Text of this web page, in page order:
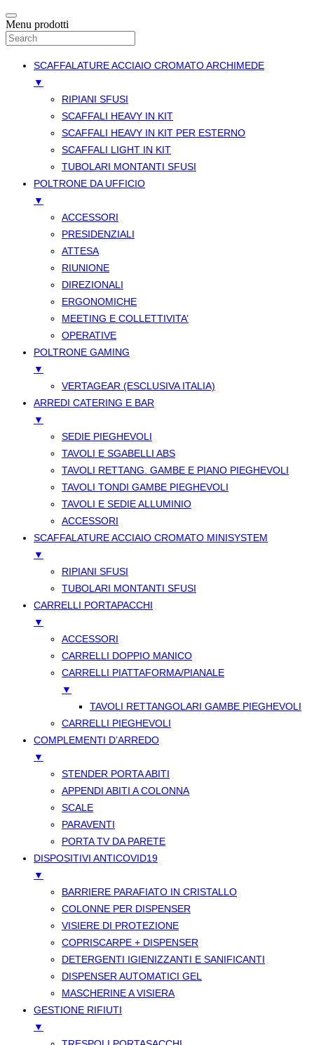
Menu prodotti
SCAFFALATURE ACCIAIO CROMATO ARCHIMEDE
▼
RIPIANI SFUSI
SCAFFALI HEAVY IN KIT
SCAFFALI HEAVY IN KIT PER ESTERNO
SCAFFALI LIGHT IN KIT
TUBOLARI MONTANTI SFUSI
POLTRONE DA UFFICIO
▼
ACCESSORI
PRESIDENZIALI
ATTESA
RIUNIONE
DIREZIONALI
ERGONOMICHE
MEETING E COLLETTIVITA’
OPERATIVE
POLTRONE GAMING
▼
VERTAGEAR (ESCLUSIVA ITALIA)
ARREDI CATERING E BAR
▼
SEDIE PIEGHEVOLI
TAVOLI E SGABELLI ABS
TAVOLI RETTANG. GAMBE E PIANO PIEGHEVOLI
TAVOLI TONDI GAMBE PIEGHEVOLI
TAVOLI E SEDIE ALLUMINIO
ACCESSORI
SCAFFALATURE ACCIAIO CROMATO MINISYSTEM
▼
RIPIANI SFUSI
TUBOLARI MONTANTI SFUSI
CARRELLI PORTAPACCHI
▼
ACCESSORI
CARRELLI DOPPIO MANICO
CARRELLI PIATTAFORMA/PIANALE
▼
TAVOLI RETTANGOLARI GAMBE PIEGHEVOLI
CARRELLI PIEGHEVOLI
COMPLEMENTI D’ARREDO
▼
STENDER PORTA ABITI
APPENDI ABITI A COLONNA
SCALE
PARAVENTI
PORTA TV DA PARETE
DISPOSITIVI ANTICOVID19
▼
BARRIERE PARAFIATO IN CRISTALLO
COLONNE PER DISPENSER
VISIERE DI PROTEZIONE
COPRISCARPE + DISPENSER
DETERGENTI IGIENIZZANTI E SANIFICANTI
DISPENSER AUTOMATICI GEL
MASCHERINE A VISIERA
GESTIONE RIFIUTI
▼